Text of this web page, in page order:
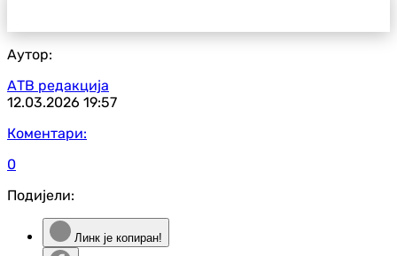
Аутор:
АТВ редакција
12.03.2026 19:57
Коментари:
0
Подијели:
Линк је копиран!